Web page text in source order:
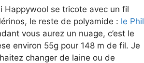
Happywool se tricote avec un fil
le reste de polyamide : le Phil
vous aurez un nuage, c’est le
environ 55g pour 148 m de fil. Je
changer de laine ou de